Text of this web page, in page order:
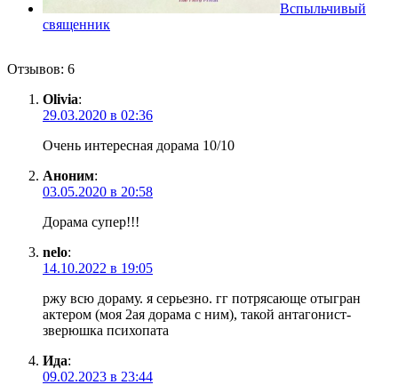
Вспыльчивый
священник
Отзывов: 6
Olivia:
29.03.2020 в 02:36
Очень интересная дорама 10/10
Аноним:
03.05.2020 в 20:58
Дорама супер!!!
nelo:
14.10.2022 в 19:05
ржу всю дораму. я серьезно. гг потрясающе отыгран
актером (моя 2ая дорама с ним), такой антагонист-
зверюшка психопата
Ида:
09.02.2023 в 23:44